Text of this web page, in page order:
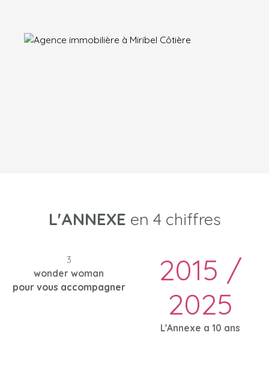
L'ANNEXE en 4 chiffres
3
wonder woman
pour vous accompagner
2015 /
2025
L'Annexe a 10 ans